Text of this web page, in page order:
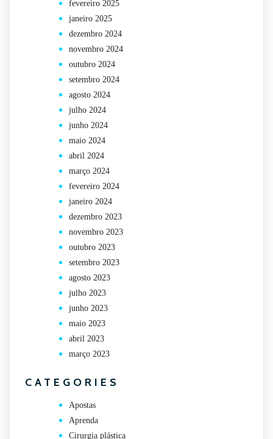
fevereiro 2025
janeiro 2025
dezembro 2024
novembro 2024
outubro 2024
setembro 2024
agosto 2024
julho 2024
junho 2024
maio 2024
abril 2024
março 2024
fevereiro 2024
janeiro 2024
dezembro 2023
novembro 2023
outubro 2023
setembro 2023
agosto 2023
julho 2023
junho 2023
maio 2023
abril 2023
março 2023
CATEGORIES
Apostas
Aprenda
Cirurgia plástica